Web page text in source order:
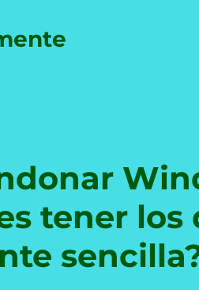
tener los